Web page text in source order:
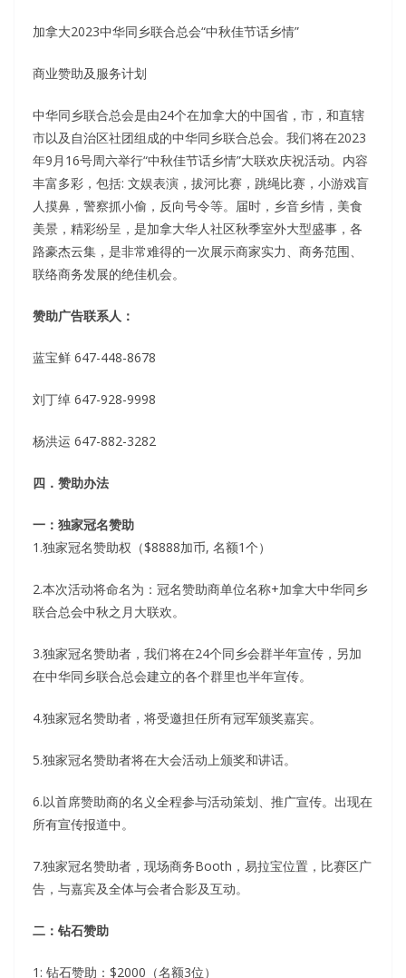
加拿大2023中华同乡联合总会“中秋佳节话乡情”
商业赞助及服务计划
中华同乡联合总会是由24个在加拿大的中国省，市，和直辖
市以及自治区社团组成的中华同乡联合总会。我们将在2023
年9月16号周六举行“中秋佳节话乡情”大联欢庆祝活动。内容
丰富多彩，包括: 文娱表演，拔河比赛，跳绳比赛，小游戏盲
人摸鼻，警察抓小偷，反向号令等。届时，乡音乡情，美食
美景，精彩纷呈，是加拿大华人社区秋季室外大型盛事，各
路豪杰云集，是非常难得的一次展示商家实力、商务范围、
联络商务发展的绝佳机会。
赞助广告联系人：
蓝宝鲜 647-448-8678
刘丁绰 647-928-9998
杨洪运 647-882-3282
四．赞助办法
一：独家冠名赞助
1.独家冠名赞助权（$8888加币, 名额1个）
2.本次活动将命名为：冠名赞助商单位名称+加拿大中华同乡
联合总会中秋之月大联欢。
3.独家冠名赞助者，我们将在24个同乡会群半年宣传，另加
在中华同乡联合总会建立的各个群里也半年宣传。
4.独家冠名赞助者，将受邀担任所有冠军颁奖嘉宾。
5.独家冠名赞助者将在大会活动上颁奖和讲话。
6.以首席赞助商的名义全程参与活动策划、推广宣传。出现在
所有宣传报道中。
7.独家冠名赞助者，现场商务Booth，易拉宝位置，比赛区广
告，与嘉宾及全体与会者合影及互动。
二：钻石赞助
1: 钻石赞助：$2000（名额3位）